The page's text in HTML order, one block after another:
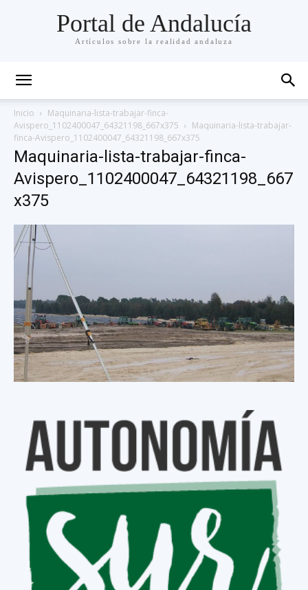
Portal de Andalucía
Artículos sobre la realidad andaluza
Inicio
Maquinaria-lista-trabajar-finca-
Avispero_1102400047_64321198_667x375
Maquinaria-lista-trabajar-
finca-Avispero_1102400047_64321198_667x375
Maquinaria-lista-trabajar-finca-
Avispero_1102400047_64321198_667
x375